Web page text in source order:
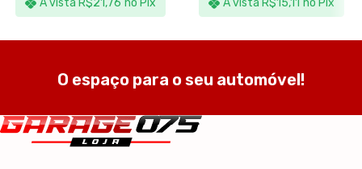
À vista R$21,76 no Pix À vista R$15,11 no Pix
O espaço para o seu automóvel!